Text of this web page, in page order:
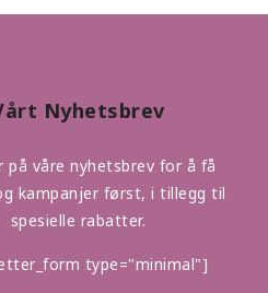
Nyhetsbrev
på våre nyhetsbrev for å få
kampanjer først, i tillegg til
spesielle rabatter.
type="minimal"]